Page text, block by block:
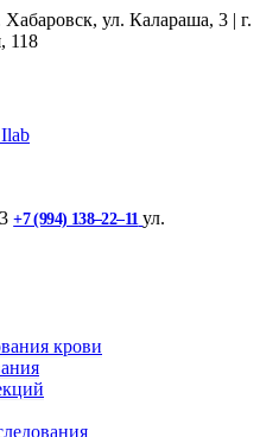
ул. Калараша, 3 | г.
118
+7 (994) 138‒22‒11 ул. ​
крови